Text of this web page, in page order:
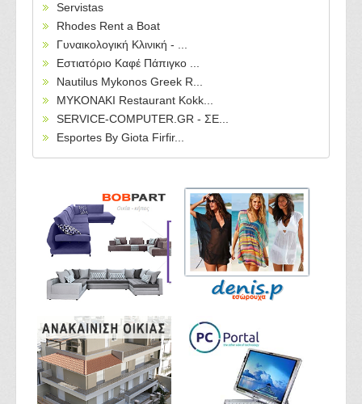
Servistas
Rhodes Rent a Boat
Γυναικολογική Κλινική - ...
Εστιατόριο Καφέ Πάπιγκο ...
Nautilus Mykonos Greek R...
MYKONAKI Restaurant Kokk...
SERVICE-COMPUTER.GR - ΣΕ...
Esportes By Giota Firfir...